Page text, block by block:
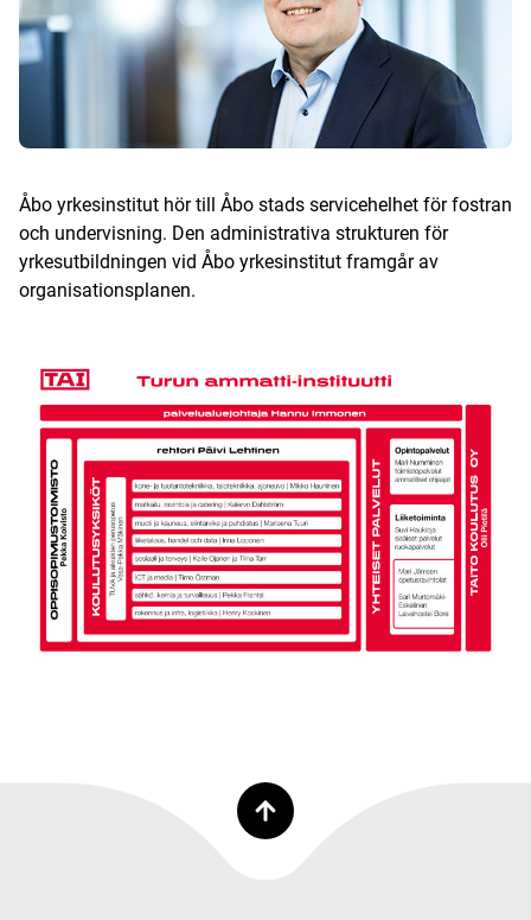
Åbo yrkesinstitut hör till Åbo stads servicehelhet för fostran
och undervisning. Den administrativa strukturen för
yrkesutbildningen vid Åbo yrkesinstitut framgår av
organisationsplanen.